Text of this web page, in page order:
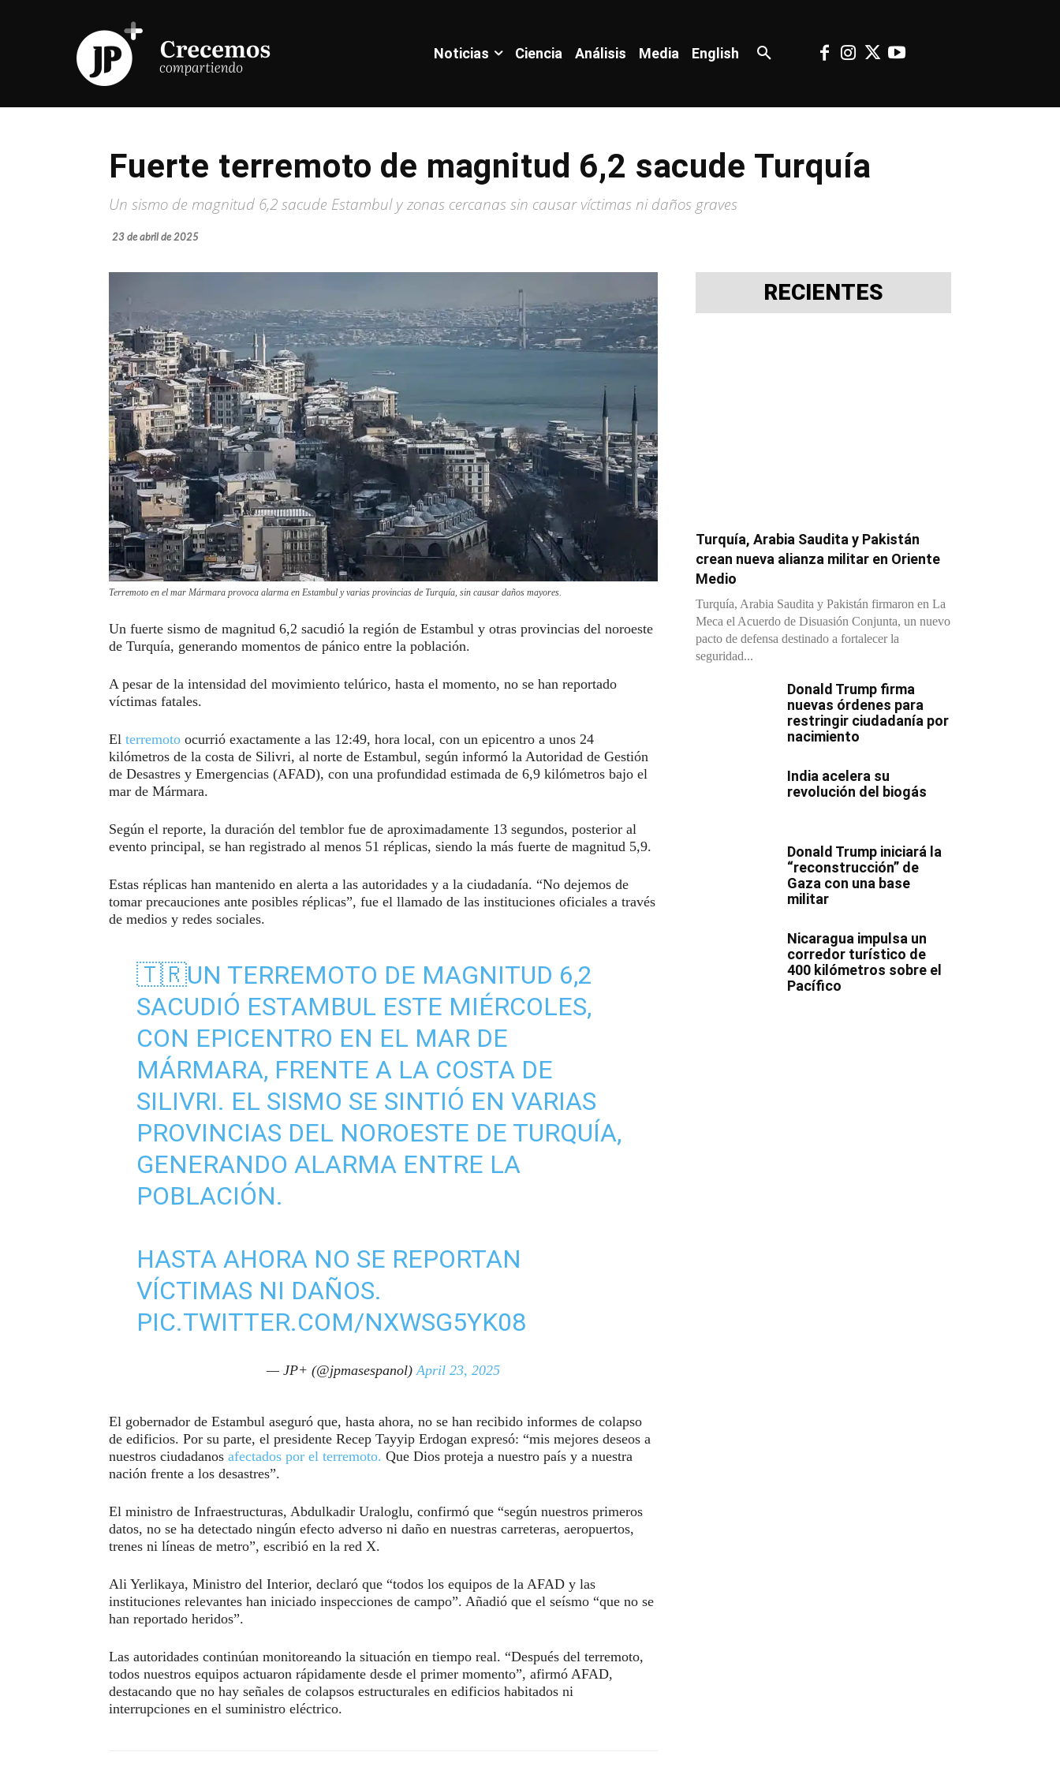
Noticias Ciencia Análisis Media English
Fuerte terremoto de magnitud 6,2 sacude Turquía
Un sismo de magnitud 6,2 sacude Estambul y zonas cercanas sin causar víctimas ni daños graves
23 de abril de 2025
Terremoto en el mar Mármara provoca alarma en Estambul y varias provincias de Turquía, sin causar daños mayores.
Un fuerte sismo de magnitud 6,2 sacudió la región de Estambul y otras provincias del noroeste
de Turquía, generando momentos de pánico entre la población.
A pesar de la intensidad del movimiento telúrico, hasta el momento, no se han reportado
víctimas fatales.
El terremoto ocurrió exactamente a las 12:49, hora local, con un epicentro a unos 24
kilómetros de la costa de Silivri, al norte de Estambul, según informó la Autoridad de Gestión
de Desastres y Emergencias (AFAD), con una profundidad estimada de 6,9 kilómetros bajo el
mar de Mármara.
Según el reporte, la duración del temblor fue de aproximadamente 13 segundos, posterior al
evento principal, se han registrado al menos 51 réplicas, siendo la más fuerte de magnitud 5,9.
Estas réplicas han mantenido en alerta a las autoridades y a la ciudadanía. “No dejemos de
tomar precauciones ante posibles réplicas”, fue el llamado de las instituciones oficiales a través
de medios y redes sociales.
🇹🇷UN TERREMOTO DE MAGNITUD 6,2
SACUDIÓ ESTAMBUL ESTE MIÉRCOLES,
CON EPICENTRO EN EL MAR DE
MÁRMARA, FRENTE A LA COSTA DE
SILIVRI. EL SISMO SE SINTIÓ EN VARIAS
PROVINCIAS DEL NOROESTE DE TURQUÍA,
GENERANDO ALARMA ENTRE LA
POBLACIÓN.
HASTA AHORA NO SE REPORTAN
VÍCTIMAS NI DAÑOS.
PIC.TWITTER.COM/NXWSG5YK08
— JP+ (@jpmasespanol) April 23, 2025
El gobernador de Estambul aseguró que, hasta ahora, no se han recibido informes de colapso
de edificios. Por su parte, el presidente Recep Tayyip Erdogan expresó: “mis mejores deseos a
nuestros ciudadanos afectados por el terremoto. Que Dios proteja a nuestro país y a nuestra
nación frente a los desastres”.
El ministro de Infraestructuras, Abdulkadir Uraloglu, confirmó que “según nuestros primeros
datos, no se ha detectado ningún efecto adverso ni daño en nuestras carreteras, aeropuertos,
trenes ni líneas de metro”, escribió en la red X.
Ali Yerlikaya, Ministro del Interior, declaró que “todos los equipos de la AFAD y las
instituciones relevantes han iniciado inspecciones de campo”. Añadió que el seísmo “que no se
han reportado heridos”.
Las autoridades continúan monitoreando la situación en tiempo real. “Después del terremoto,
todos nuestros equipos actuaron rápidamente desde el primer momento”, afirmó AFAD,
destacando que no hay señales de colapsos estructurales en edificios habitados ni
interrupciones en el suministro eléctrico.
RECIENTES
Turquía, Arabia Saudita y Pakistán
crean nueva alianza militar en Oriente
Medio
Turquía, Arabia Saudita y Pakistán firmaron en La
Meca el Acuerdo de Disuasión Conjunta, un nuevo
pacto de defensa destinado a fortalecer la
seguridad...
Donald Trump firma
nuevas órdenes para
restringir ciudadanía por
nacimiento
India acelera su
revolución del biogás
Donald Trump iniciará la
“reconstrucción” de
Gaza con una base
militar
Nicaragua impulsa un
corredor turístico de
400 kilómetros sobre el
Pacífico